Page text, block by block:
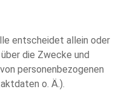
entscheidet allein oder
die Zwecke und
personenbezogenen
o. Ä.).